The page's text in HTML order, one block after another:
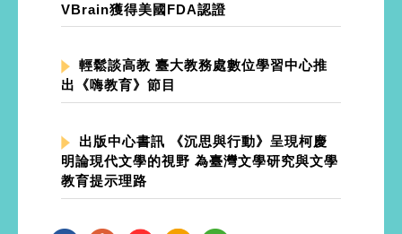
VBrain獲得美國FDA認證
輕鬆談高教 臺大教務處數位學習中心推
出《嗨教育》節目
出版中心書訊 《沉思與行動》呈現柯慶
明論現代文學的視野 為臺灣文學研究與文學
教育提示理路